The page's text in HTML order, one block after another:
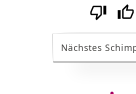
Nächstes